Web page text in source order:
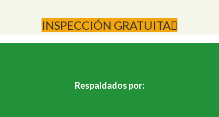
INSPECCIÓN GRATUITA
Respaldados por: